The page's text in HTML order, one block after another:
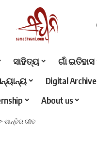
ସାହିତ୍ୟ
ଗାଁ ଇତିହାସ
Digital Archive
About us
> ଶାନ୍ତିର ଗୀତ